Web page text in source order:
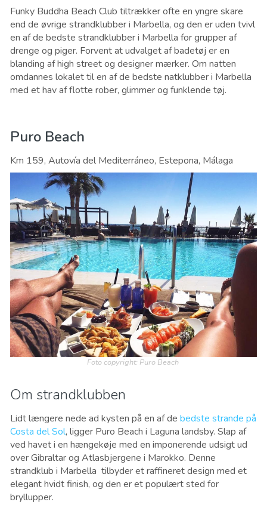
Funky Buddha Beach Club tiltrækker ofte en yngre skare
end de øvrige strandklubber i Marbella, og den er uden tvivl
en af ​​de bedste strandklubber i Marbella for grupper af
drenge og piger. Forvent at udvalget af badetøj er en
blanding af high street og designer mærker. Om natten
omdannes lokalet til en af ​​de bedste natklubber i Marbella
med et hav af flotte rober, glimmer og funklende tøj.
Puro Beach
Km 159, Autovía del Mediterráneo, Estepona, Málaga
Foto copyright: Puro Beach
Om strandklubben
Lidt længere nede ad kysten på en af ​​de bedste strande på
Costa del Sol, ligger Puro Beach i Laguna landsby. Slap af
ved havet i en hængekøje med en imponerende udsigt ud
over Gibraltar og Atlasbjergene i Marokko. Denne
strandklub i Marbella tilbyder et raffineret design med et
elegant hvidt finish, og den er et populært sted for
bryllupper.